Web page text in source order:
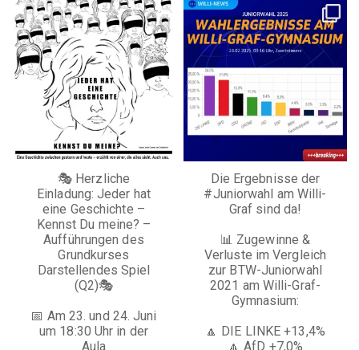
willigrafgym
Juni 16
🎭 Herzliche
Einladung: Jeder hat
eine Geschichte –
Kennst Du meine? –
Aufführungen des
Grundkurses
Darstellendes Spiel
(Q2)🎭
📅 Am 23. und 24. Juni
um 18:30 Uhr in der
Aula
willigrafgym
Feb. 24
Die Ergebnisse der
#Juniorwahl am Willi-
Graf sind da!
📊 Zugewinne &
Verluste im Vergleich
zur BTW-Juniorwahl
2021 am Willi-Graf-
Gymnasium:
🔼 DIE LINKE +13,4%
🔼 AfD +7,0%